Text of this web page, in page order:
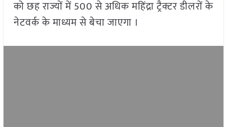
को छह राज्यों में 500 से अधिक महिंद्रा ट्रैक्टर डीलरों के
नेटवर्क के माध्यम से बेचा जाएगा ।